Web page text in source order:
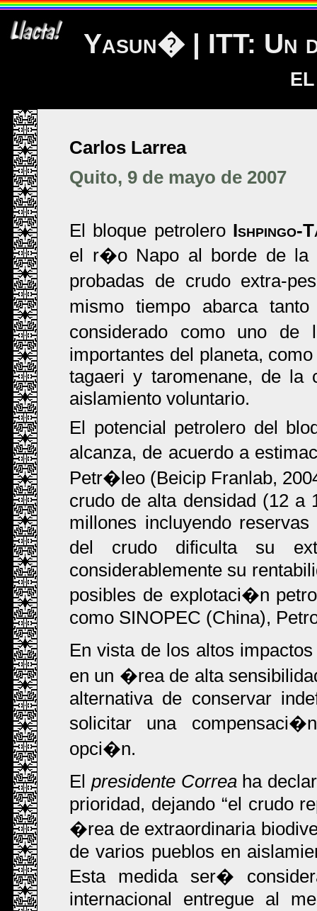
Yasun� | ITT: Un
Carlos Larrea
Quito, 9 de mayo de 2007
El bloque petrolero Ishpingo-
el r�o Napo al borde de la
probadas de crudo extra-
mismo tiempo abarca
considerado como uno de
importantes del planeta,
tagaeri y taromenane, de la
aislamiento voluntario.
El potencial petrolero del
alcanza, de acuerdo a
Petr�leo (Beicip Franlab,
crudo de alta densidad (12 a
millones incluyendo
del crudo dificulta su
considerablemente su
posibles de explotaci�n
como SINOPEC (China),
En vista de los altos
en un �rea de alta
alternativa de conservar
solicitar una
opci�n.
El presidente Correaha
prioridad, dejando
el crudo
�rea de extraordinaria
de varios pueblos en
Esta medida ser�
internacional entregue al